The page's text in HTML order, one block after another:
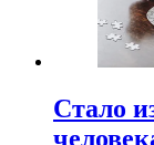
Стало